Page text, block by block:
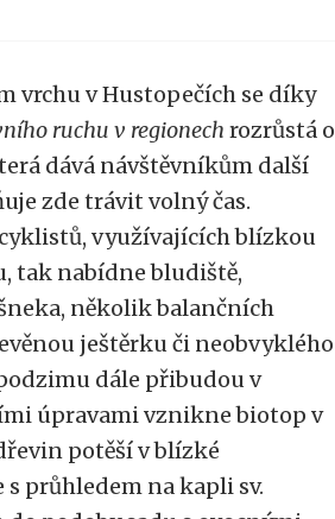
vrchu v Hustopečích se díky
ruchu v regionech rozrůstá o
dává návštěvníkům další
zde trávit volný čas.
využívajících blízkou
tak nabídne bludiště,
několik balančních
ještěrku či neobvyklého
dále přibudou v
úpravami vznikne biotop v
potěší v blízké
průhledem na kapli sv.